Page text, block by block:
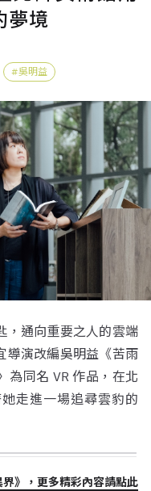
夢境
吳明益
，通向重要之人的雲端
導演改編吳明益《苦雨
為同名 VR 作品，在北
走進一場追尋雲豹的
》，更多精彩內容請點此